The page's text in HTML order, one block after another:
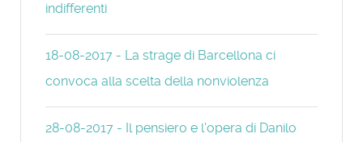
indifferenti
18-08-2017 - La strage di Barcellona ci
convoca alla scelta della nonviolenza
28-08-2017 - Il pensiero e l'opera di Danilo